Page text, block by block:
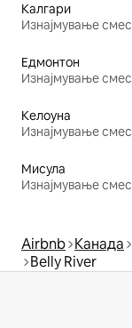
Калгари
Едмонтон
Келоуна
Мисула
Airbnb Канада
Belly River